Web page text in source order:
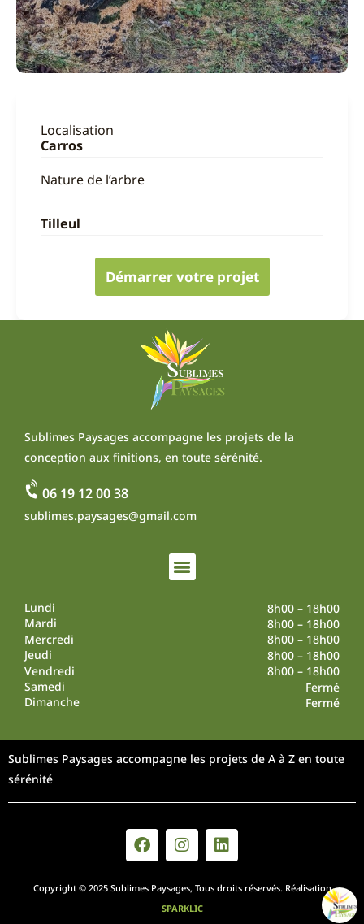
Localisation
Carros
Nature de l’arbre
Tilleul
Démarrer votre projet
Sublimes Paysages accompagne les projets de la
conception aux finitions, en toute sérénité.
06 19 12 00 38
sublimes.paysages@gmail.com
Lundi
Mardi
Mercredi
Jeudi
Vendredi
Samedi
Dimanche
8h00 – 18h00
8h00 – 18h00
8h00 – 18h00
8h00 – 18h00
8h00 – 18h00
Fermé
Fermé
Sublimes Paysages accompagne les projets de A à Z en toute
sérénité
Copyright © 2025 Sublimes Paysages, Tous droits réservés. Réalisation
SPARKLIC